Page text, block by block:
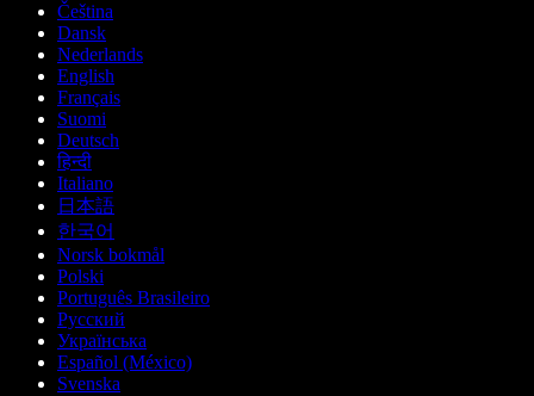
Čeština
Dansk
Nederlands
English
Français
Suomi
Deutsch
हिन्दी
Italiano
日本語
한국어
Norsk bokmål
Polski
Português Brasileiro
Русский
Українська
Español (México)
Svenska